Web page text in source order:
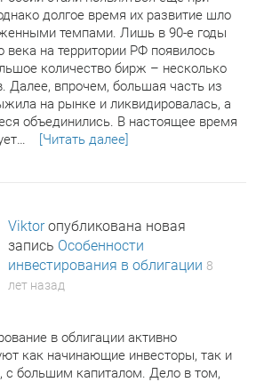
долгое время их развитие шло
темпами. Лишь в 90-е годы
века на территории РФ появилось
количество бирж – несколько
Далее, впрочем, большая часть из
на рынке и ликвидировалась, а
объединились. В настоящее время
[Читать далее]
Viktorопубликована новая
запись Особенности
инвестирования в облигации 8
лет назад
в облигации активно
как начинающие инвесторы, так и
с большим капиталом. Дело в том,